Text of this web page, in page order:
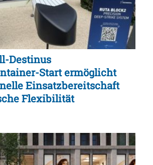
Destinus
Start ermöglicht
Einsatzbereitschaft
Flexibilität